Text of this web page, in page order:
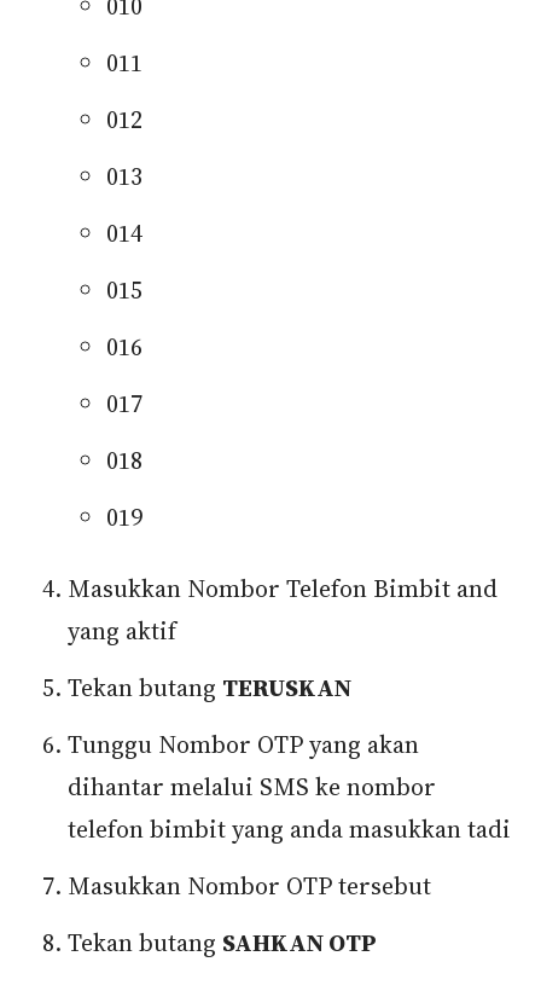
011
012
013
014
015
016
017
018
019
Masukkan Nombor Telefon Bimbit and
yang aktif
Tekan butang TERUSKAN
Tunggu Nombor OTP yang akan
dihantar melalui SMS ke nombor
telefon bimbit yang anda masukkan tadi
Masukkan Nombor OTP tersebut
Tekan butang SAHKAN OTP